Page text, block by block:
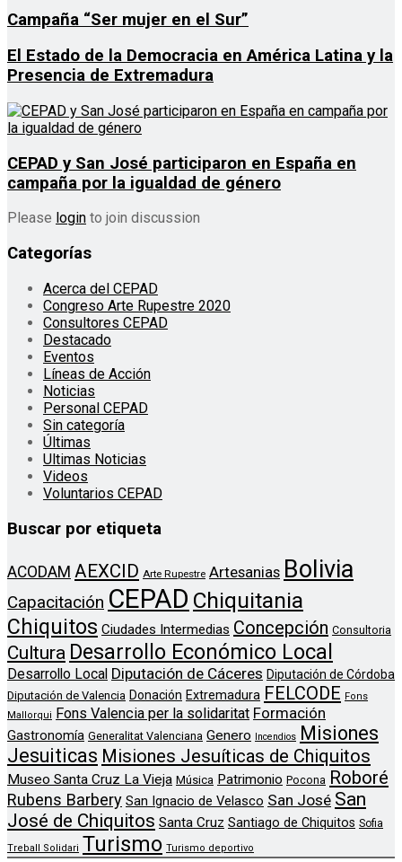
Campaña “Ser mujer en el Sur”
El Estado de la Democracia en América Latina y la
Presencia de Extremadura
CEPAD y San José participaron en España en
campaña por la igualdad de género
Please login to join discussion
Categorías
Acerca del CEPAD
Congreso Arte Rupestre 2020
Consultores CEPAD
Destacado
Eventos
Líneas de Acción
Noticias
Personal CEPAD
Sin categoría
Últimas
Ultimas Noticias
Videos
Voluntarios CEPAD
Buscar por etiqueta
ACODAM AEXCID Arte Rupestre Artesanias Bolivia
Capacitación CEPAD Chiquitania
Chiquitos Ciudades Intermedias Concepción Consultoria
Cultura Desarrollo Económico Local
Desarrollo Local Diputación de Cáceres Diputación de Córdoba
Diputación de Valencia Donación Extremadura FELCODE Fons
Mallorqui
Fons Valencia per la solidaritat Formación
Gastronomía Generalitat Valenciana Genero Incendios
Misiones
Jesuiticas Misiones Jesuíticas de Chiquitos
Museo Santa Cruz La Vieja Música Patrimonio Pocona Roboré
Rubens Barbery San Ignacio de Velasco San José San
José de Chiquitos Santa Cruz Santiago de Chiquitos Sofia
Treball Solidari Turismo Turismo deportivo